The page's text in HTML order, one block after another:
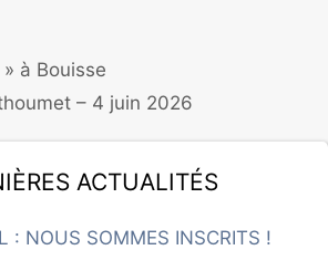
à Bouisse
– 4 juin 2026
actualités
: NOUS SOMMES INSCRITS !